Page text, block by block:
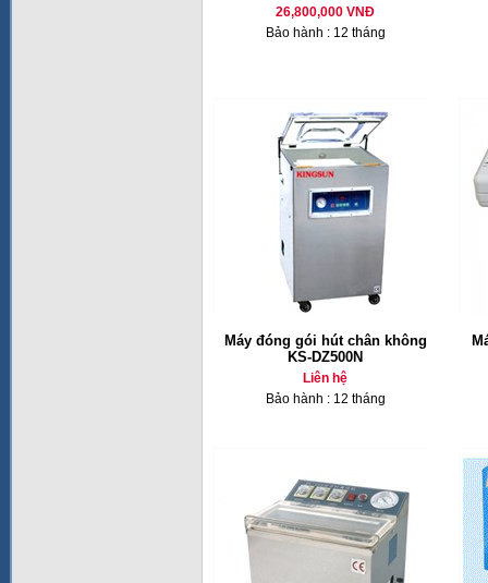
26,800,000 VNĐ
Bảo hành : 12 tháng
Máy đóng gói hút chân không
KS-DZ500N
Liên hệ
Bảo hành : 12 tháng